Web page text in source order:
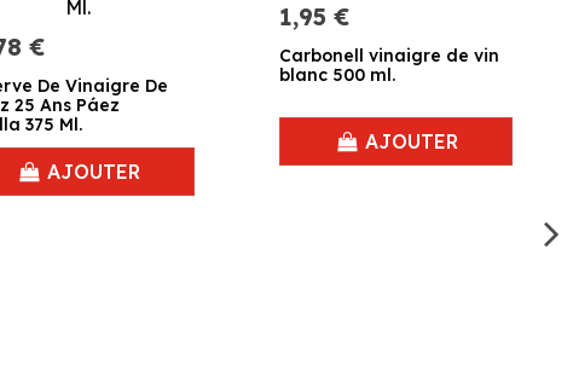
€
De Vinaigre De
25 Ans Páez
375 Ml.
AJOUTER
1,95 €
Carbonell vinaigre de vin
blanc 500 ml.
AJOUTER